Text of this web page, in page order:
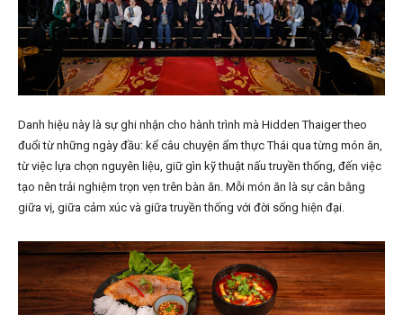
Danh hiệu này là sự ghi nhận cho hành trình mà Hidden Thaiger theo
đuổi từ những ngày đầu: kể câu chuyện ẩm thực Thái qua từng món ăn,
từ việc lựa chọn nguyên liệu, giữ gìn kỹ thuật nấu truyền thống, đến việc
tạo nên trải nghiệm trọn vẹn trên bàn ăn. Mỗi món ăn là sự cân bằng
giữa vị, giữa cảm xúc và giữa truyền thống với đời sống hiện đại.